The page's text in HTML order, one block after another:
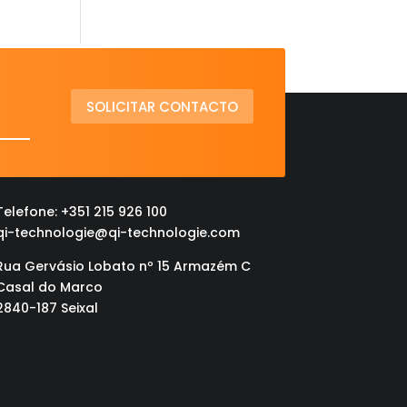
SOLICITAR CONTACTO
+351 215 926 100
technologie@qi-technologie.com
Gervásio Lobato nº 15 Armazém C
do Marco
187 Seixal